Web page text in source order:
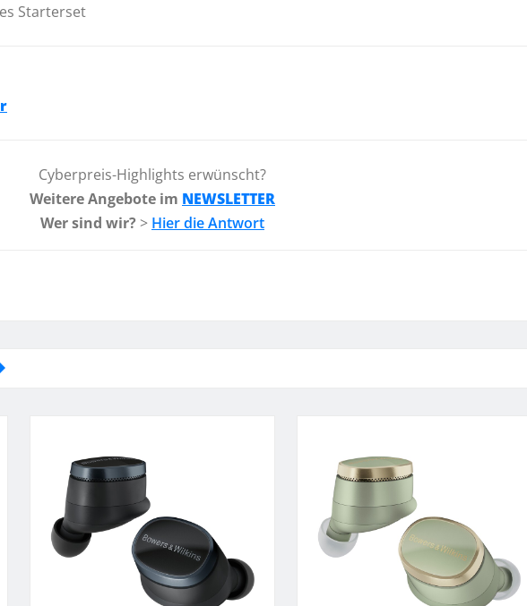
Starterset
Cyberpreis-Highlights erwünscht?
Weitere Angebote im NEWSLETTER
Wer sind wir? > Hier die Antwort